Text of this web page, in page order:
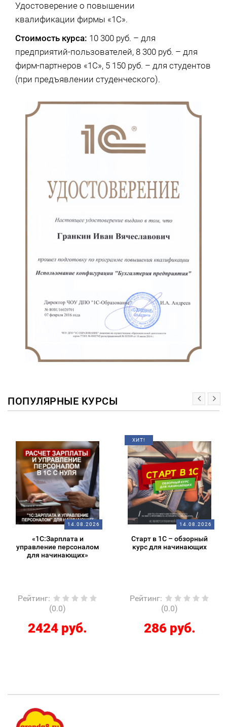
Удостоверение о повышении
квалификации фирмы «1С».
Стоимость курса: 10 300 руб. – для
предприятий-пользователей, 8 300 руб. – для
фирм-партнеров «1С», 5 150 руб. – для студентов
(при предъявлении студенческого).
ПОПУЛЯРНЫЕ КУРСЫ
14.08.2026
«1С:Зарплата и
управление персоналом
для начинающих»
Рейтинг:
(0.0)
2424 руб.
ХИТ!
14.08.2026
Старт в 1С – обзорный
курс для начинающих
Рейтинг:
(0.0)
286 руб.